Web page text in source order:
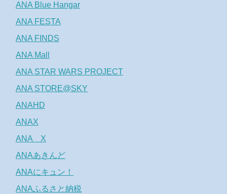
ANA Blue Hangar
ANA FESTA
ANA FINDS
ANA Mall
ANA STAR WARS PROJECT
ANA STORE@SKY
ANAHD
ANAX
ANA X
ANAあきんど
ANAにキュン！
ANAふるさと納税